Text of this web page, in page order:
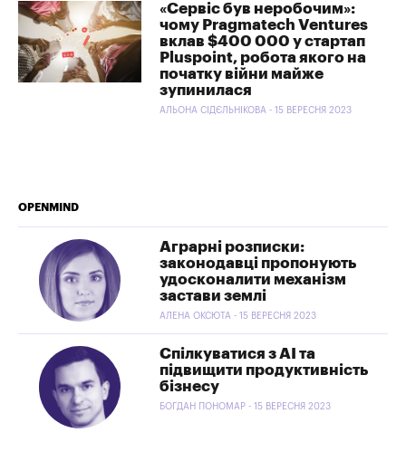
«Сервіс був неробочим»:
чому Pragmatech Ventures
вклав $400 000 у стартап
Pluspoint, робота якого на
початку війни майже
зупинилася
АЛЬОНА СІДЄЛЬНІКОВА - 15 ВЕРЕСНЯ 2023
OPENMIND
Аграрні розписки:
законодавці пропонують
удосконалити механізм
застави землі
АЛЕНА ОКСЮТА - 15 ВЕРЕСНЯ 2023
Спілкуватися з АІ та
підвищити продуктивність
бізнесу
БОГДАН ПОНОМАР - 15 ВЕРЕСНЯ 2023